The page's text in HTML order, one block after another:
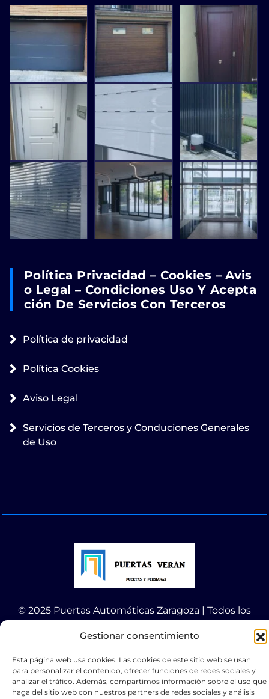
Gestionar consentimiento
Esta página web usa cookies. Las cookies de este sitio web se usan
para personalizar el contenido, ofrecer funciones de redes sociales y
analizar el tráfico. Además, compartimos información sobre el uso que
haga del sitio web con nuestros partners de redes sociales y análisis
Política Privacidad – Cookies – Avis
O Legal – Condiciones Uso Y Acepta
Ción De Servicios Con Terceros
Política de privacidad
Política Cookies
Aviso Legal
Servicios de Terceros y Conduciones Generales
de Uso
© 2025 Puertas Automáticas Zaragoza | Todos los